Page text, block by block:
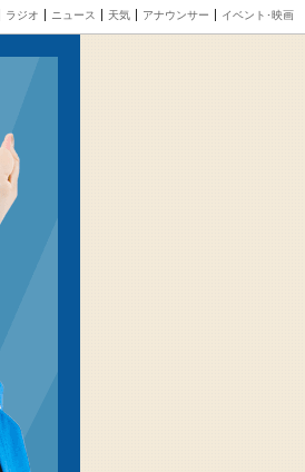
ラジオ ニュース 天気 アナウンサー イベント･映画